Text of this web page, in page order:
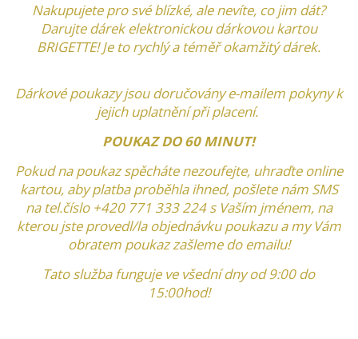
Nakupujete pro své blízké, ​​ale nevíte, co jim dát?
Darujte dárek elektronickou dárkovou kartou
BRIGETTE! Je to rychlý a téměř okamžitý dárek.
Dárkové poukazy jsou doručovány e-mailem pokyny k
jejich uplatnění při placení.
POUKAZ DO 60 MINUT!
Pokud na poukaz spěcháte nezoufejte, uhraďte online
kartou, aby platba proběhla ihned, pošlete nám SMS
na tel.číslo +420 771 333 224 s Vaším jménem, na
kterou jste provedl/la objednávku poukazua my Vám
obratem poukaz zašleme do emailu!
Tato služba funguje ve všední dny od 9:00 do
15:00hod!